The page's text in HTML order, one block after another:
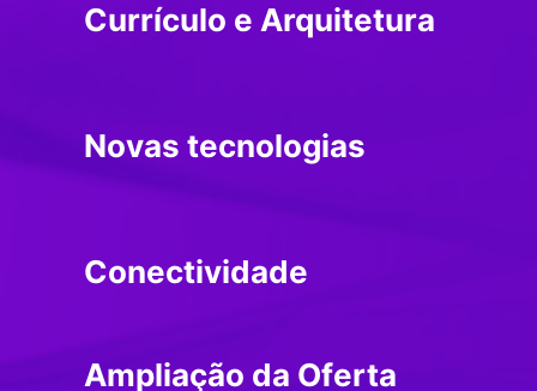
Currículo e Arquitetura
Novas tecnologias
Conectividade
Ampliação da Oferta